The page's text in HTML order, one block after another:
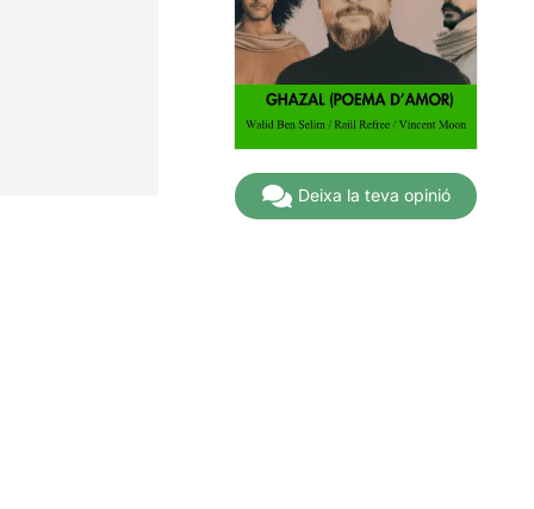
Deixa la teva opinió